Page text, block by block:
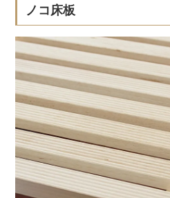
ノコ床板